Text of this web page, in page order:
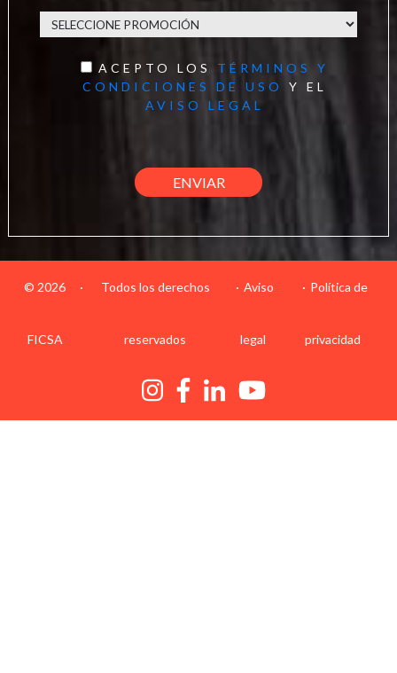
ACEPTO LOS TÉRMINOS Y
CONDICIONES DE USO
Y EL
AVISO LEGAL
© 2026
FICSA
· Todos los derechos
reservados
Aviso
legal
Política de
privacidad